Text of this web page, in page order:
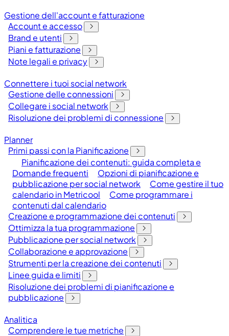
Gestione dell'account e fatturazione
Account e accesso
Brand e utenti
Piani e fatturazione
Note legali e privacy
Connettere i tuoi social network
Gestione delle connessioni
Collegare i social network
Risoluzione dei problemi di connessione
Planner
Primi passi con la Pianificazione
Pianificazione dei contenuti: guida completa e
Domande frequenti
Opzioni di pianificazione e
pubblicazione per social network
Come gestire il tuo
calendario in Metricool
Come programmare i
contenuti dal calendario
Creazione e programmazione dei contenuti
Ottimizza la tua programmazione
Pubblicazione per social network
Collaborazione e approvazione
Strumenti per la creazione dei contenuti
Linee guida e limiti
Risoluzione dei problemi di pianificazione e
pubblicazione
Analitica
Comprendere le tue metriche